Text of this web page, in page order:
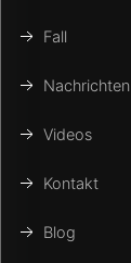
Fall
Nachrichten
Videos
Kontakt
Blog